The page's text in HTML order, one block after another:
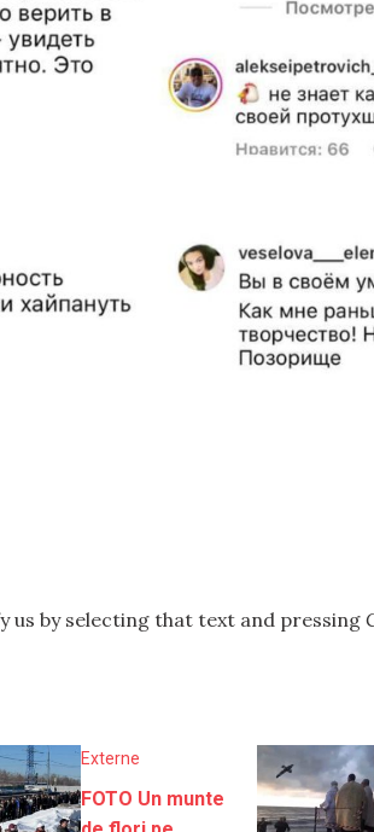
us by selecting that text and pressing
Externe
FOTO Un munte